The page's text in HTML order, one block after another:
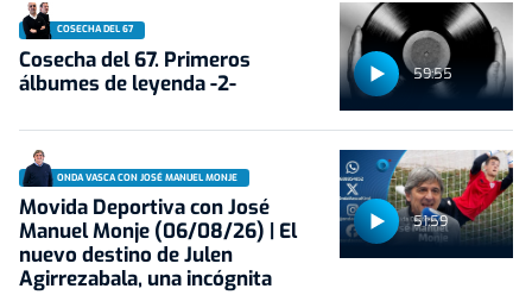
59:55
COSECHA DEL 67
Cosecha del 67. Primeros
álbumes de leyenda -2-
51:59
ONDA VASCA CON JOSÉ MANUEL MONJE
Movida Deportiva con José
Manuel Monje (06/08/26) | El
nuevo destino de Julen
Agirrezabala, una incógnita